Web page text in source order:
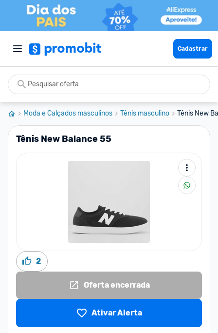
Cadastrar
Moda e Calçados masculinos Tênis masculino Tênis New
Tênis New Balance 55
2
Oferta encerrada
Ativar Alerta